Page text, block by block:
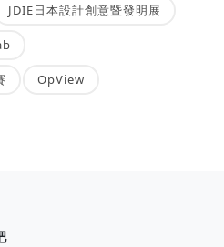
JDIE日本設計創意暨發明展
OpView